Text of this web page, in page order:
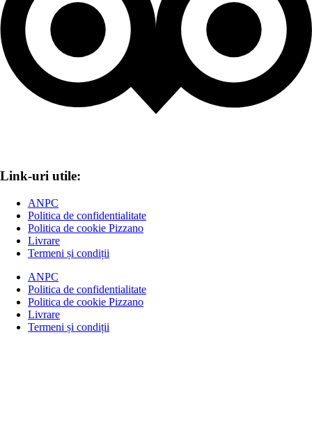
Link-uri utile:
ANPC
Politica de confidentialitate
Politica de cookie Pizzano
Livrare
Termeni și condiții
ANPC
Politica de confidentialitate
Politica de cookie Pizzano
Livrare
Termeni și condiții